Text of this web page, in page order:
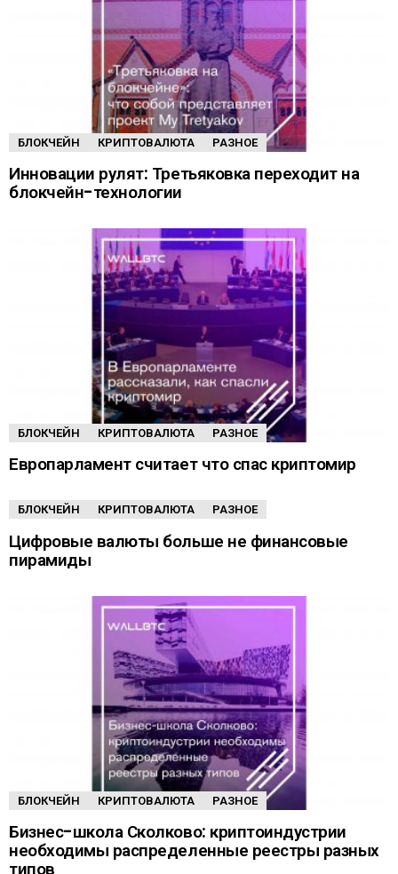
БЛОКЧЕЙН КРИПТОВАЛЮТА РАЗНОЕ
Инновации рулят: Третьяковка переходит на
блокчейн-технологии
БЛОКЧЕЙН КРИПТОВАЛЮТА РАЗНОЕ
Европарламент считает что спас криптомир
БЛОКЧЕЙН КРИПТОВАЛЮТА РАЗНОЕ
Цифровые валюты больше не финансовые
пирамиды
БЛОКЧЕЙН КРИПТОВАЛЮТА РАЗНОЕ
Бизнес-школа Сколково: криптоиндустрии
необходимы распределенные реестры разных
типов